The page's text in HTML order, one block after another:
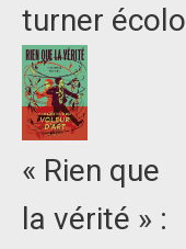
turner écolo
« Rien que
la vérité » :